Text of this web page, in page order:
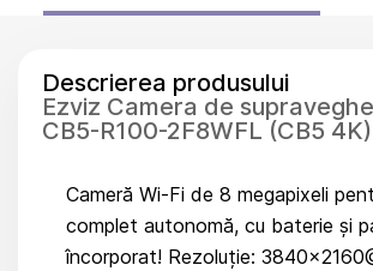
Descrierea produsului
Ezviz Camera de
CB5-R100-2F8WFL (CB5 4K)
Cameră Wi-Fi de 8 megapixeli
complet autonomă, cu baterie și
încorporat! Rezoluție: